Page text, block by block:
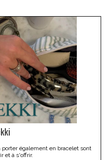
également en bracelet sont
et à s'offrir.